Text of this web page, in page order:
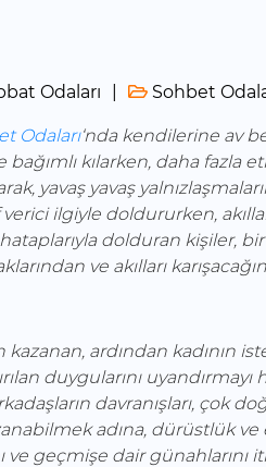
Odaları Sohbet
Odaları‘nda kendilerine av
kılarken, daha fazla
yavaş yavaş
ilgiyle doldururken,
dolduran kişiler,
ve akılları
kazanan, ardından kadının
duygularını uyandırmayı
davranışları, çok
adına, dürüstlük
ve geçmişe dair günahlarını